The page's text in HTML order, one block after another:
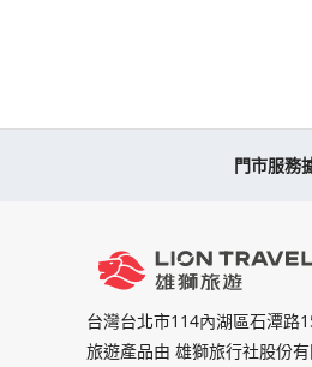
門市服務
台灣台北市114內湖區石潭路
旅遊產品由 雄獅旅行社股份